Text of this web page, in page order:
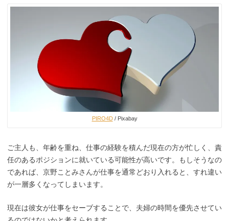
PIRO4D/ Pixabay
ご主人も、年齢を重ね、仕事の経験を積んだ現在の方が忙しく、責
任のあるポジションに就いている可能性が高いです。もしそうなの
であれば、京野ことみさんが仕事を通常どおり入れると、すれ違い
が一層多くなってしまいます。
現在は彼女が仕事をセーブすることで、夫婦の時間を優先させてい